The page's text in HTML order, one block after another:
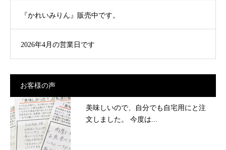
『かれいみりん』販売中です。
2026年4月の営業日です
お客様の声
美味しいので、自分でも自宅用にと注
文しました。 今度は...